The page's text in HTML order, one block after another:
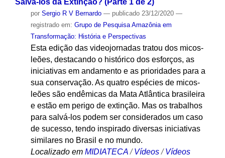
por Sergio R V Bernardo — publicado23/12/2020 —
registrado em: Grupo de Pesquisa Amazônia em
Transformação: História e Perspectivas
Esta edição das videojornadas tratou dos micos-
leões, destacando o histórico dos esforços, as
iniciativas em andamento e as prioridades para a
sua conservação. As quatro espécies de micos-
leões são endêmicas da Mata Atlântica brasileira
e estão em perigo de extinção. Mas os trabalhos
para salvá-los podem ser considerados um caso
de sucesso, tendo inspirado diversas iniciativas
similares no Brasil e no mundo.
Localizado em MIDIATECA /Vídeos /Vídeos